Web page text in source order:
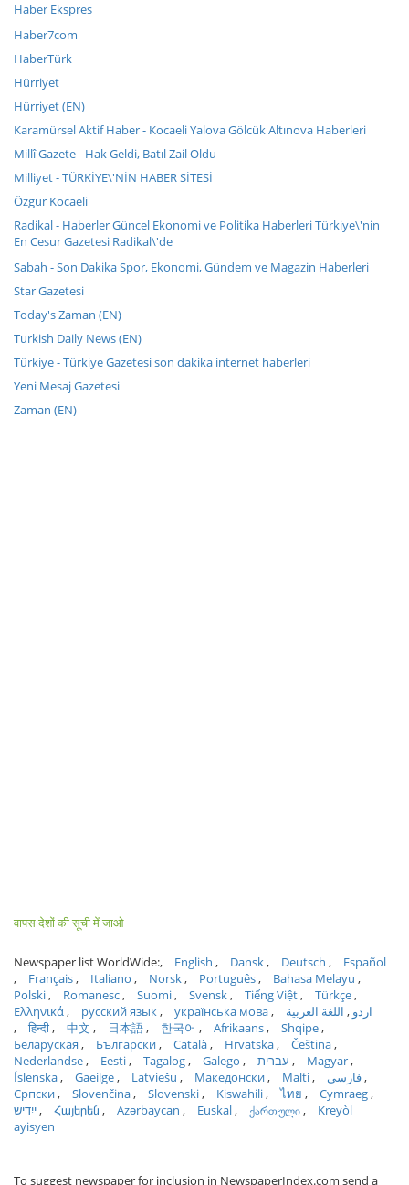
Haber Ekspres
Haber7com
HaberTürk
Hürriyet
Hürriyet (EN)
Karamürsel Aktif Haber - Kocaeli Yalova Gölcük Altınova Haberleri
Millî Gazete - Hak Geldi, Batıl Zail Oldu
Milliyet - TÜRKİYE\'NİN HABER SİTESİ
Özgür Kocaeli
Radikal - Haberler Güncel Ekonomi ve Politika Haberleri Türkiye\'nin
En Cesur Gazetesi Radikal\'de
Sabah - Son Dakika Spor, Ekonomi, Gündem ve Magazin Haberleri
Star Gazetesi
Today's Zaman (EN)
Turkish Daily News (EN)
Türkiye - Türkiye Gazetesi son dakika internet haberleri
Yeni Mesaj Gazetesi
Zaman (EN)
वापस देशों की सूची में जाओ
Newspaper list WorldWide: English Dansk Deutsch
Español
Français
Italiano Norsk Português
Bahasa Melayu
Polski
Romanesc Suomi Svensk Tiếng Việt
Türkçe
Ελληνικά
русский язык українська мова اردو
اللغة العربية
हिन्दी
中文 日本語 한국어 Afrikaans
Shqipe
Беларуская
Български Català Hrvatska
Čeština
Nederlandse
Eesti Tagalog Galego עברית
Magyar
Íslenska
Gaeilge Latviešu Македонски Malti
فارسی
Српски
Slovenčina Slovenski Kiswahili ไทย
Cymraeg
ייִדיש
Հայերեն Azərbaycan Euskal ქართული
Kreyòl
ayisyen
To suggest newspaper for inclusion in NewspaperIndex.com send a